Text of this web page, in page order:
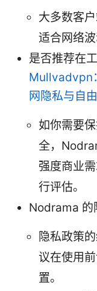
大多数客
适合网络波
是否推荐在
Mullvadvpn
网隐私与自由
如你需要
全，
强度商业
行评估。
Nodrama 的
隐私政策
议在使用
置。